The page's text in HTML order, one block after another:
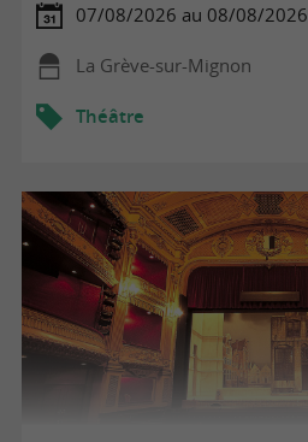
07/08/2026 au 08/08/2026
La Grève-sur-Mignon
Théâtre